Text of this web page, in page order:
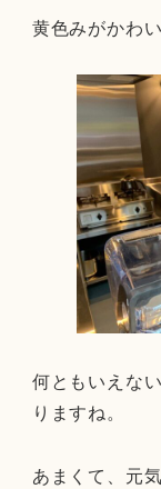
黄色みがかわ
何ともいえな
りますね。
あまくて、元